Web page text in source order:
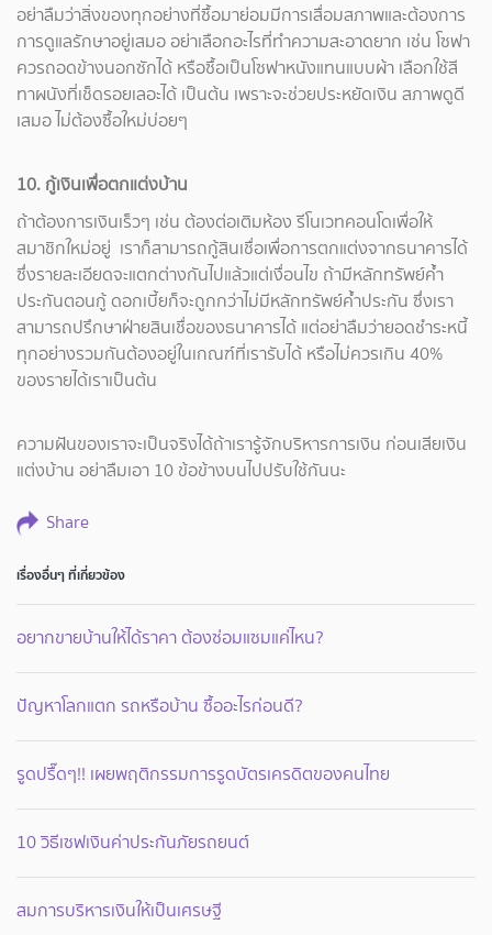
อย่าลืมว่าสิ่งของทุกอย่างที่ซื้อมาย่อมมีการเสื่อมสภาพและต้องการ
การดูแลรักษาอยู่เสมอ อย่าเลือกอะไรที่ทำความสะอาดยาก เช่น โซฟา
ควรถอดข้างนอกซักได้ หรือซื้อเป็นโซฟาหนังแทนแบบผ้า เลือกใช้สี
ทาผนังที่เช็ดรอยเลอะได้ เป็นต้น เพราะจะช่วยประหยัดเงิน สภาพดูดี
เสมอ ไม่ต้องซื้อใหม่บ่อยๆ
10. กู้เงินเพื่อตกแต่งบ้าน
ถ้าต้องการเงินเร็วๆ เช่น ต้องต่อเติมห้อง รีโนเวทคอนโดเพื่อให้
สมาชิกใหม่อยู่ เราก็สามารถกู้สินเชื่อเพื่อการตกแต่งจากธนาคารได้
ซึ่งรายละเอียดจะแตกต่างกันไปแล้วแต่เงื่อนไข ถ้ามีหลักทรัพย์ค้ำ
ประกันตอนกู้ ดอกเบี้ยก็จะถูกกว่าไม่มีหลักทรัพย์ค้ำประกัน ซึ่งเรา
สามารถปรึกษาฝ่ายสินเชื่อของธนาคารได้ แต่อย่าลืมว่ายอดชำระหนี้
ทุกอย่างรวมกันต้องอยู่ในเกณฑ์ที่เรารับได้ หรือไม่ควรเกิน 40%
ของรายได้เราเป็นต้น
ความฝันของเราจะเป็นจริงได้ถ้าเรารู้จักบริหารการเงิน ก่อนเสียเงิน
แต่งบ้าน อย่าลืมเอา 10 ข้อข้างบนไปปรับใช้กันนะ
Share
เรื่องอื่นๆ ที่เกี่ยวข้อง
อยากขายบ้านให้ได้ราคา ต้องซ่อมแซมแค่ไหน?
ปัญหาโลกแตก รถหรือบ้าน ซื้ออะไรก่อนดี?
รูดปรื๊ดๆ!! เผยพฤติกรรมการรูดบัตรเครดิตของคนไทย
10 วิธีเซฟเงินค่าประกันภัยรถยนต์
สมการบริหารเงินให้เป็นเศรษฐี